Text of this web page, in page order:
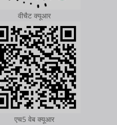
वीचैट क्यूआर
एच5 वेब क्यूआर